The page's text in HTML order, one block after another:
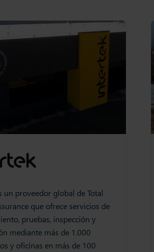
un proveedor global de Total
que ofrece servicios de
pruebas, inspección y
mediante más de 1.000
y oficinas en más de 100